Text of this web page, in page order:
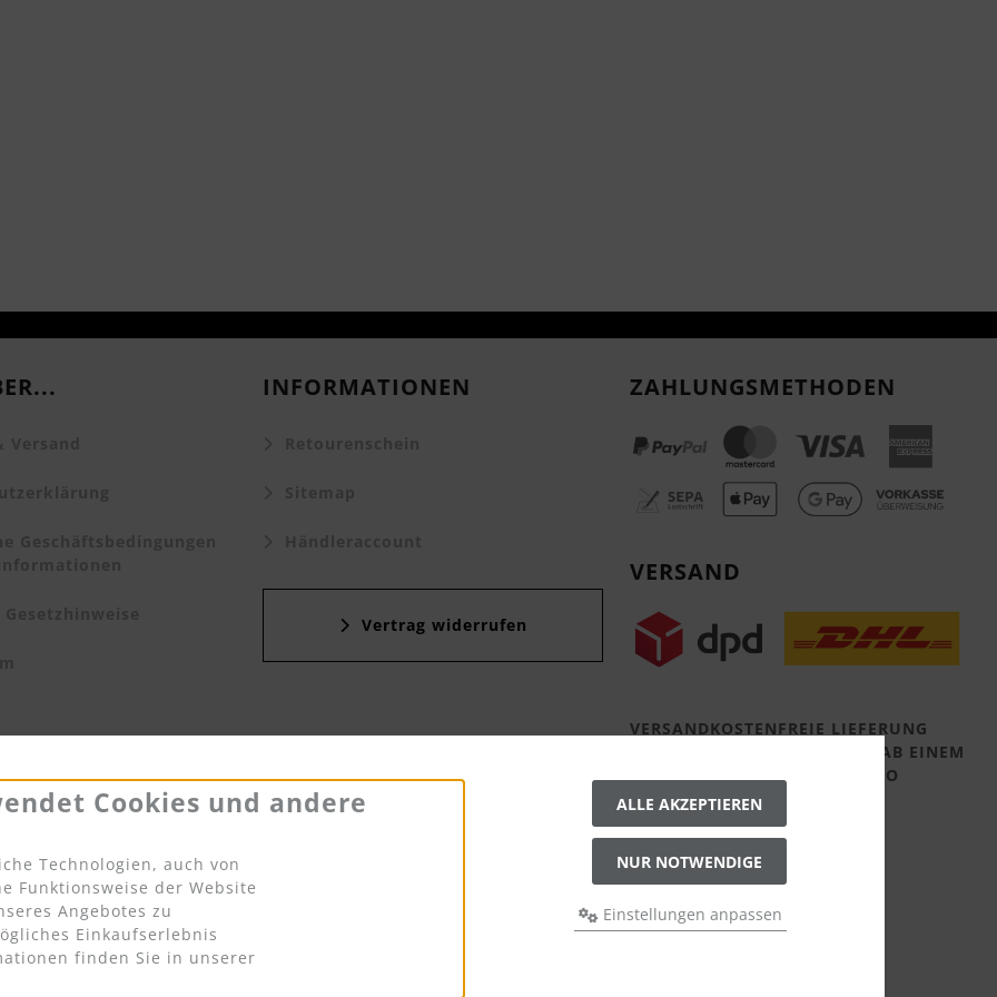
INFORMATIONEN
Vertrag widerrufen
ZAHLUNGSMETHODEN
VERSAND
VERSANDKOSTENFREIE LIEFERUNG
INNERHALB DEUTSCHLANDS AB EINEM
WARENWERT VON 500,00 EURO
Cookies und andere
Technologien, auch von
Funktionsweise der Website
Angebotes zu
Einkaufserlebnis
finden Sie in unserer
ALLE AKZEPTIEREN
NUR NOTWENDIGE
Einstellungen anpassen